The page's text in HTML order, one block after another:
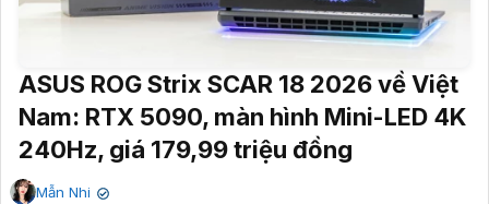
ASUS ROG Strix SCAR 18 2026 về Việt
Nam: RTX 5090, màn hình Mini-LED 4K
240Hz, giá 179,99 triệu đồng
Mẫn Nhi ✔